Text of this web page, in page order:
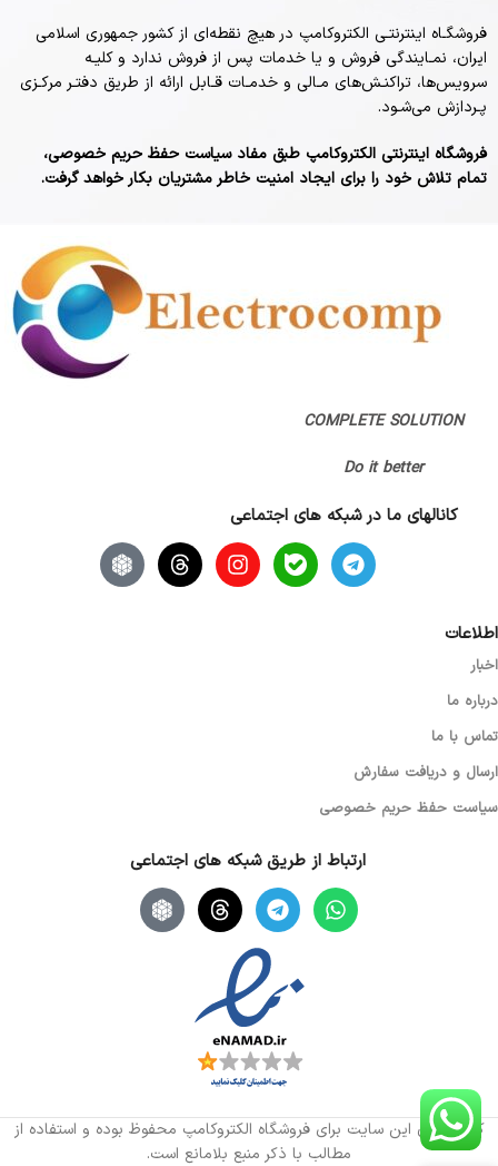
فروشگـاه اینترنتـی الکتروکامپ در هیچ نقطه‏‌ای از کشور جمهوری اسلامی
ایران، نمـایندگی فروش و یا خدمات پس از فروش ندارد و کلیـه
سرویس‌‏ها، تراکنـش‏‌های مـالی و خدمـات قـابل ارائه از طریق دفتـر مرکـزی
پـردازش می‏‌شـود.
فروشگاه اینترنتی الکتروکامپ طبق مفاد سیاست حفظ حریم خصوصی،
تمام تلاش خود را برای ایجاد امنیت خاطر مشتریان بکار خواهد گرفت.
COMPLETE SOLUTION
Do it better
کانالهای ما در شبکه های اجتماعی
اطلاعات
اخبار
درباره ما
تماس با ما
ارسال و دریافت سفارش
سیاست حفظ حریم خصوصی
ارتباط از طریق شبکه های اجتماعی
کلیه حقوق این سایت برای فروشگاه الکتروکامپ محفوظ بوده و استفاده از
مطالب با ذکر منبع بلامانع است.